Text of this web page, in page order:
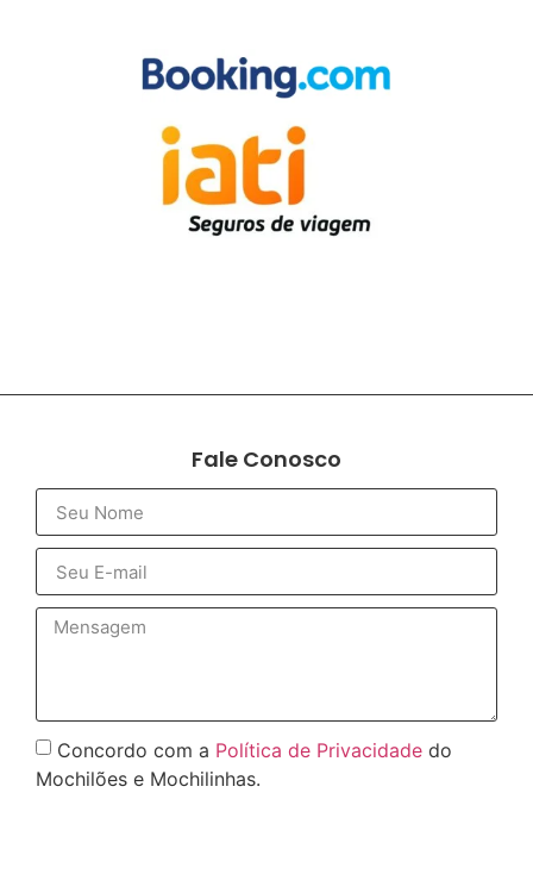
Fale Conosco
Concordo com a Política de Privacidade do
Mochilões e Mochilinhas.